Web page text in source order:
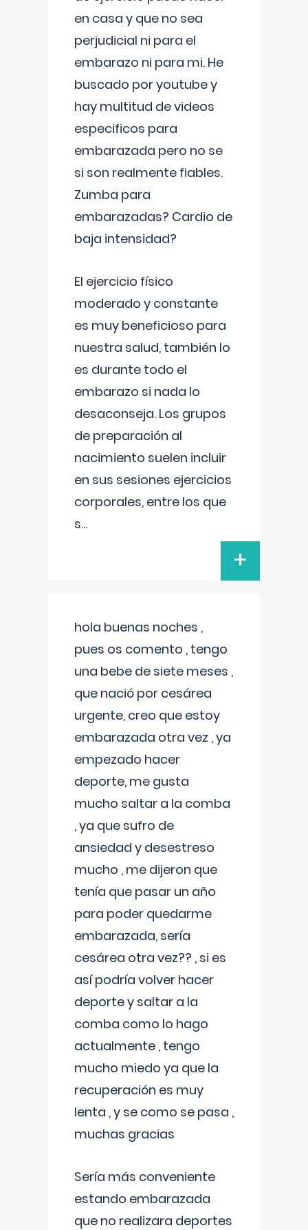
en casa y que no sea
perjudicial ni para el
embarazo ni para mi. He
buscado por youtube y
hay multitud de videos
especificos para
embarazada pero no se
si son realmente fiables.
Zumba para
embarazadas? Cardio de
baja intensidad?
El ejercicio físico
moderado y constante
es muy beneficioso para
nuestra salud, también lo
es durante todo el
embarazo si nada lo
desaconseja. Los grupos
de preparación al
nacimiento suelen incluir
en sus sesiones ejercicios
corporales, entre los que
s...
+
hola buenas noches ,
pues os comento , tengo
una bebe de siete meses ,
que nació por cesárea
urgente, creo que estoy
embarazada otra vez , ya
empezado hacer
deporte, me gusta
mucho saltar a la comba
, ya que sufro de
ansiedad y desestreso
mucho , me dijeron que
tenía que pasar un año
para poder quedarme
embarazada, sería
cesárea otra vez?? , si es
así podría volver hacer
deporte y saltar a la
comba como lo hago
actualmente , tengo
mucho miedo ya que la
recuperación es muy
lenta , y se como se pasa ,
muchas gracias
Sería más conveniente
estando embarazada
que no realizara deportes